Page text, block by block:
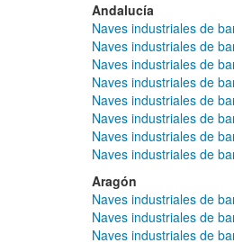
Andalucía
Naves industriales de
Naves industriales de
Naves industriales de
Naves industriales de
Naves industriales de
Naves industriales de
Naves industriales de
Naves industriales de
Aragón
Naves industriales de
Naves industriales de
Naves industriales de